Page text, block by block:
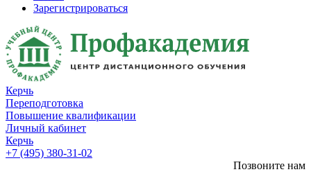
Зарегистрироваться
Керчь
Переподготовка
Повышение квалификации
Личный кабинет
Керчь
+7 (495) 380-31-02
Позвоните нам